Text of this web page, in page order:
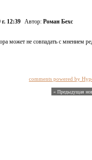
12:39 Автор: Роман Бехс
может не совпадать с мнением
comments powered by
« Предыдущая